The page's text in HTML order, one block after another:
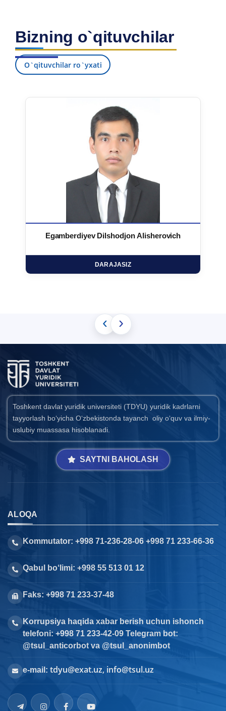
Bizning o`qituvchilar
O`qituvchilar ro`yxati
Egamberdiyev Dilshodjon Alisherovich
DARAJASIZ
‹ ›
Toshkent davlat yuridik universiteti (TDYU) yuridik kadrlarni
tayyorlash bo‘yicha O‘zbekistonda tayanch oliy o‘quv va ilmiy-
uslubiy muassasa hisoblanadi.
SAYTNI BAHOLASH
ALOQA
Kommutator: +998 71-236-28-06 +998 71 233-66-36
Qabul bo‘limi: +998 55 513 01 12
Faks: +998 71 233-37-48
Korrupsiya haqida xabar berish uchun ishonch
telefoni: +998 71 233-42-09 Telegram bot:
@tsul_anticorbot va @tsul_anonimbot
e-mail: tdyu@exat.uz, info@tsul.uz